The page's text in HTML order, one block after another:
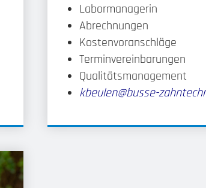
Labormanagerin
Abrechnungen
Kostenvoranschläge
Terminvereinbarungen
Qualitätsmanagement
kbeulen@busse-